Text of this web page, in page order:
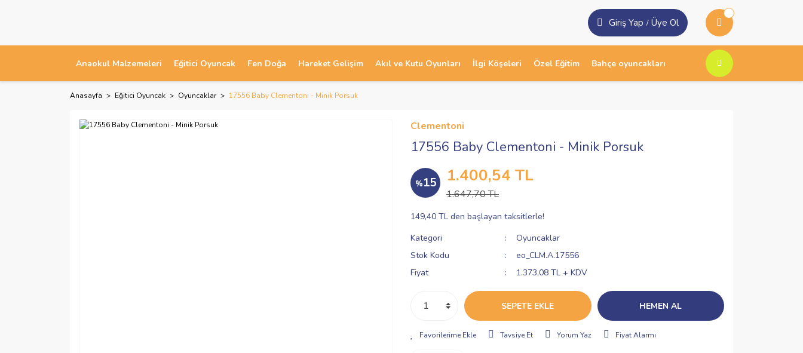
Giriş Yap / Üye Ol
Anaokul Malzemeleri Eğitici Oyuncak Fen Doğa Hareket Gelişim Akıl ve Kutu Oyunları İlgi Köşeleri Özel Eğitim Bahçe oyuncakları
Anasayfa Eğitici Oyuncak Oyuncaklar 17556 Baby Clementoni - Minik Porsuk
Clementoni
17556 Baby Clementoni - Minik Porsuk
%15 1.400,54 TL
1.647,70 TL
149,40 TL den başlayan taksitlerle!
Kategori
Oyuncaklar
Stok Kodu
eo_CLM.A.17556
Fiyat
1.373,08 TL + KDV
SEPETE EKLE HEMEN AL
Tavsiye Et Yorum Yaz Fiyat Alarmı